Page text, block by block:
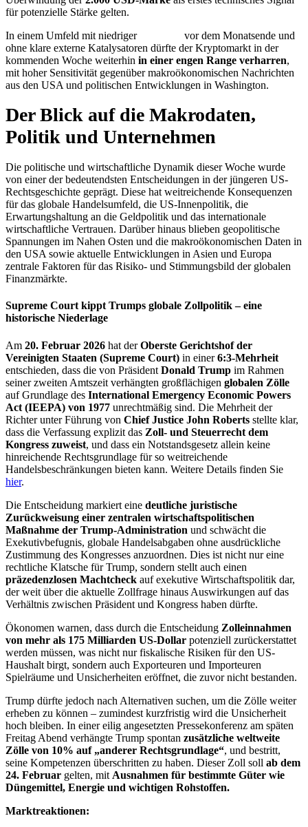
für potenzielle Stärke gelten.
In einem Umfeld mit niedriger
vor dem Monatsende und
ohne klare externe Katalysatoren dürfte der Kryptomarkt in der
kommenden Woche weiterhin in einer engen Range verharren,
mit hoher Sensitivität gegenüber makroökonomischen Nachrichten
aus den USA und politischen Entwicklungen in Washington.
Der Blick auf die Makrodaten,
Politik und Unternehmen
Die politische und wirtschaftliche Dynamik dieser Woche wurde
von einer der bedeutendsten Entscheidungen in der jüngeren US-
Rechtsgeschichte geprägt. Diese hat weitreichende Konsequenzen
für das globale Handelsumfeld, die US-Innenpolitik, die
Erwartungshaltung an die Geldpolitik und das internationale
wirtschaftliche Vertrauen. Darüber hinaus blieben geopolitische
Spannungen im Nahen Osten und die makroökonomischen Daten in
den USA sowie aktuelle Entwicklungen in Asien und Europa
zentrale Faktoren für das Risiko- und Stimmungsbild der globalen
Finanzmärkte.
Supreme Court kippt Trumps globale Zollpolitik – eine
historische Niederlage
Am 20. Februar 2026 hat derOberste Gerichtshof der
Vereinigten Staaten (Supreme Court) in einer6:3-Mehrheit
entschieden, dass die von Präsident Donald Trump im Rahmen
seiner zweiten Amtszeit verhängten großflächigen globalen Zölle
auf Grundlage des International Emergency Economic Powers
Act (IEEPA) von 1977 unrechtmäßig sind. Die Mehrheit der
Richter unter Führung von Chief Justice John Roberts stellte klar,
dass die Verfassung explizit das Zoll- und Steuerrecht dem
Kongress zuweist, und dass ein Notstandsgesetz allein keine
hinreichende Rechtsgrundlage für so weitreichende
Handelsbeschränkungen bieten kann. Weitere Details finden Sie
hier.
Die Entscheidung markiert eine deutliche juristische
Zurückweisung einer zentralen wirtschaftspolitischen
Maßnahme der Trump-Administration und schwächt die
Exekutivbefugnis, globale Handelsabgaben ohne ausdrückliche
Zustimmung des Kongresses anzuordnen. Dies ist nicht nur eine
rechtliche Klatsche für Trump, sondern stellt auch einen
präzedenzlosen Machtcheck auf exekutive Wirtschaftspolitik dar,
der weit über die aktuelle Zollfrage hinaus Auswirkungen auf das
Verhältnis zwischen Präsident und Kongress haben dürfte.
Ökonomen warnen, dass durch die Entscheidung Zolleinnahmen
von mehr als 175 Milliarden US-Dollar potenziell zurückerstattet
werden müssen, was nicht nur fiskalische Risiken für den US-
Haushalt birgt, sondern auch Exporteuren und Importeuren
Spielräume und Unsicherheiten eröffnet, die zuvor nicht bestanden.
Trump dürfte jedoch nach Alternativen suchen, um die Zölle weiter
erheben zu können – zumindest kurzfristig wird die Unsicherheit
hoch bleiben. In einer eilig angesetzten Pressekonferenz am späten
Freitag Abend verhängte Trump spontan zusätzliche weltweite
Zölle von 10% auf „anderer Rechtsgrundlage“, und bestritt,
seine Kompetenzen überschritten zu haben. Dieser Zoll soll ab dem
24. Februar gelten, mit Ausnahmen für bestimmte Güter wie
Düngemittel, Energie und wichtigen Rohstoffen.
Marktreaktionen: